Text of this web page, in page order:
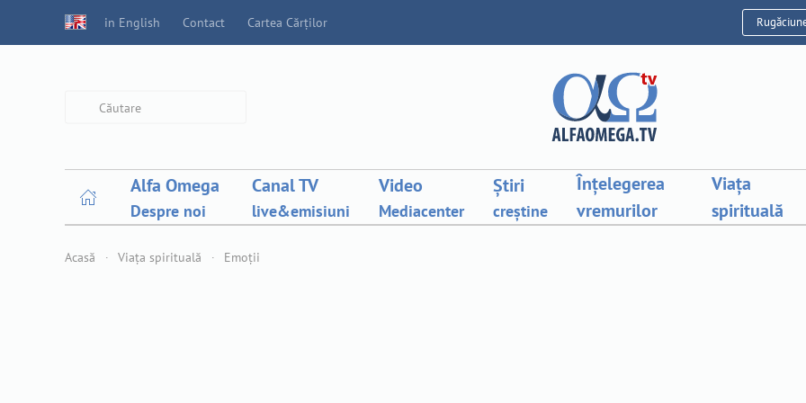
in English Contact Cartea Cărților
Alfa Omega
Despre noi
Canal TV
live&emisiuni
Video
Mediacenter
Știri
creștine
Înțelegerea
vremurilor
Viața
spirituală
Acasă Viața spirituală Emoții